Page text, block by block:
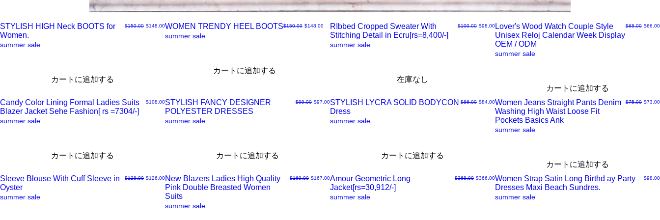
ク
ク
ー
STYLISH HIGH Neck BOOTS for
Women.
通常価格
$150.00 セール価格
$148.00
summer sale
カートに追加する
ク
ク
ー
WOMEN TRENDY HEEL BOOTS通常価格
$150.00 セール価格
$148.00
summer sale
カートに追加する
ク
ク
ー
RIbbed Cropped Sweater With
Stitching Detail in Ecru[rs=8,400/-]
通常価格
$100.00 セール価格
$98.00
summer sale
在庫なし
ク
ビ
ー
Lover's Wood Watch Couple Style
Unisex Reloj Calendar Week Display
OEM / ODM
通常価格
$68.00 セール
$66.00
summer sale
カートに追加する
ク
ク
Candy Color Lining Formal Ladies Suits
Blazer Jacket Sehe Fashion[ rs =7304/-]
価格
$108.00
summer sale
カートに追加する
ク
ク
ビ
STYLISH FANCY DESIGNER
POLYESTER DRESSES
通常価格
$99.00 セール価格
$97.00
summer sale
カートに追加する
ク
ク
STYLISH LYCRA SOLID BODYCON
Dress
通常価格
$86.00 セール価格
$84.00
summer sale
カートに追加する
ク
ク
Women Jeans Straight Pants Denim
Washing High Waist Loose Fit
Pockets Basics Ank
通常価格
$75.00 セール
$73.00
summer sale
カートに追加する
ク
Sleeve Blouse With Cuff Sleeve in
Oyster
通常価格
$128.00 セール価格
$126.00
summer sale
ク
New Blazers Ladies High Quality
Pink Double Breasted Women
Suits
通常価格
$169.00 セール価格
$167.00
summer sale
ク
Amour Geometric Long
Jacket[rs=30,912/-]
通常価格
$368.00 セール価格
$366.00
summer sale
ク
Women Strap Satin Long Birthd ay Party
Dresses Maxi Beach Sundres.
価格
$98.00
summer sale